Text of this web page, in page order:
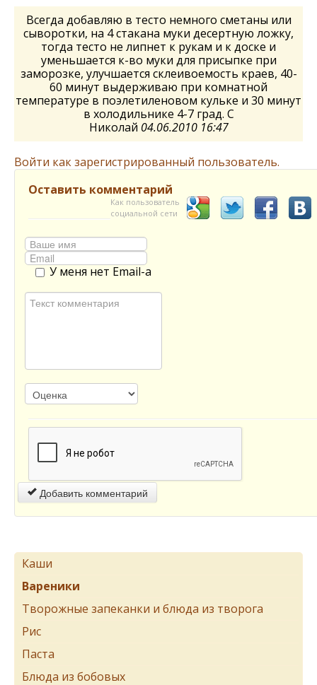
Всегда добавляю в тесто немного сметаны или
сыворотки, на 4 стакана муки десертную ложку,
тогда тесто не липнет к рукам и к доске и
уменьшается к-во муки для присыпке при
заморозке, улучшается склеивоемость краев, 40-
60 минут выдерживаю при комнатной
температуре в поэлетиленовом кульке и 30 минут
в холодильнике 4-7 град. С
Николай 04.06.2010 16:47
Войти как зарегистрированный пользователь.
Оставить комментарий
Как пользователь
социальной сети
У меня нет Email-а
Добавить комментарий
Каши
Вареники
Творожные запеканки и блюда из творога
Рис
Паста
Блюда из бобовых